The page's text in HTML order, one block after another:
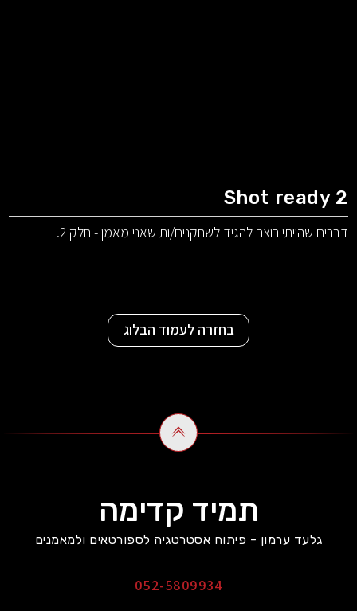
Shot ready 2
דברים שהייתי רוצה להגיד לשחקנים/ות שאני מאמן - חלק 2.
בחזרה לעמוד הבלוג
תמיד קדימה
גלעד ערמון - פיתוח אסטרטגיה לספורטאים ולמאמנים
052-5809934